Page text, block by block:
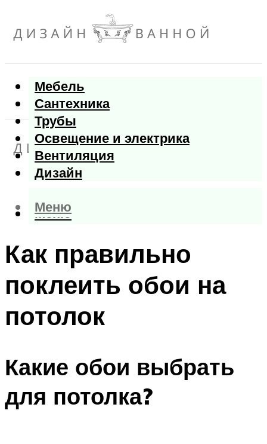
Мебель
Сантехника
Трубы
Освещение и электрика
Вентиляция
Дизайн
Меню
Меню
Как правильно
поклеить обои на
потолок
Какие обои выбрать
для потолка?